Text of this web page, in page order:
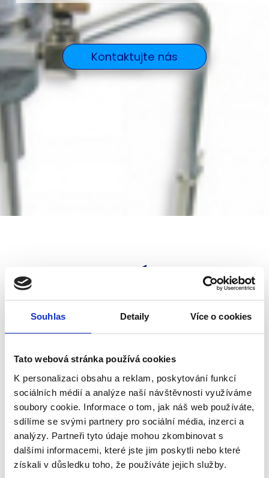
Souhlas Detaily Více o cookies
Tato webová stránka používá cookies
K personalizaci obsahu a reklam, poskytování funkcí
sociálních médií a analýze naší návštěvnosti využíváme
soubory cookie. Informace o tom, jak náš web používáte,
sdílíme se svými partnery pro sociální média, inzerci a
analýzy. Partneři tyto údaje mohou zkombinovat s
dalšími informacemi, které jste jim poskytli nebo které
získali v důsledku toho, že používáte jejich služby.
Kontaktujte nás
O nás
Společnost 2BD s.r.o. působí na českém trhu od
roku 2009 v oblasti prodeje a servisu stříkací
techniky a zařízení s tím spojených. V naší
nabídce naleznete vzduchové stříkací pistole,
vysokotlaká stříkací zařízení, kompresory,
ochranné pracovní pomůcky a další příslušenství
k této technice.
S prodejem i servisem uvedených výrobků máme
dlouholeté zkušenosti a provádíme je pro širokou
klientelu našich zákazníků. Věříme, že pokud
využijete našich služeb, budete s nimi spokojeni i